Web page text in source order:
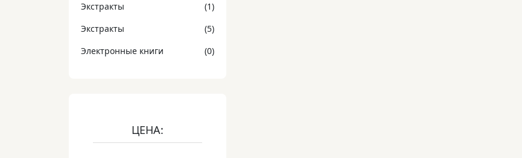
Экстракты
(1)
Экстракты
(5)
Электронные книги
(0)
ЦЕНА: